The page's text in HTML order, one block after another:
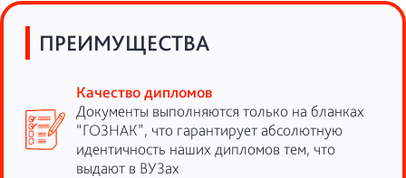
ПРЕИМУЩЕСТВА
Качество дипломов
Документы выполняются только на бланках
“ГОЗНАК”, что гарантирует абсолютную
идентичность наших дипломов тем, что
выдают в ВУЗах